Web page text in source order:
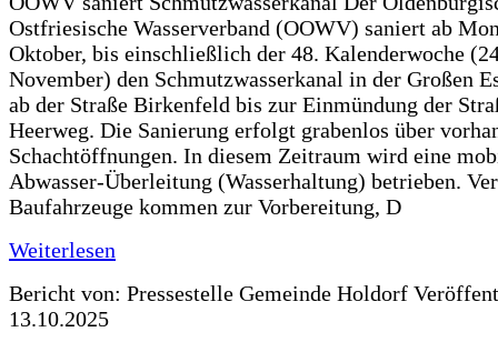
Ostfriesische Wasserverband (OOWV) saniert ab
Oktober, bis einschließlich der 48. Kalenderwoche
November) den Schmutzwasserkanal in der Großen
ab der Straße Birkenfeld bis zur Einmündung der
Heerweg. Die Sanierung erfolgt grabenlos über
Schachtöffnungen. In diesem Zeitraum wird eine
Abwasser-Überleitung (Wasserhaltung) betrieben.
Baufahrzeuge kommen zur Vorbereitung, D
Weiterlesen
Bericht von: Pressestelle Gemeinde Holdorf
13.10.2025